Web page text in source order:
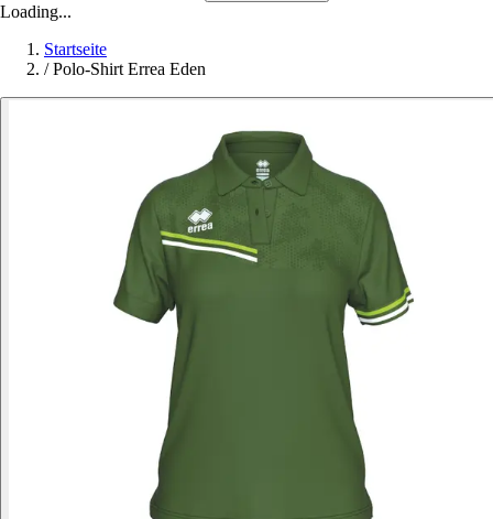
Loading...
Startseite
/ Polo-Shirt Errea Eden